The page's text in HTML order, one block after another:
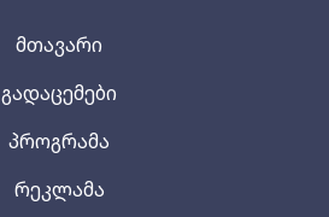
მთავარი
გადაცემები
პროგრამა
რეკლამა